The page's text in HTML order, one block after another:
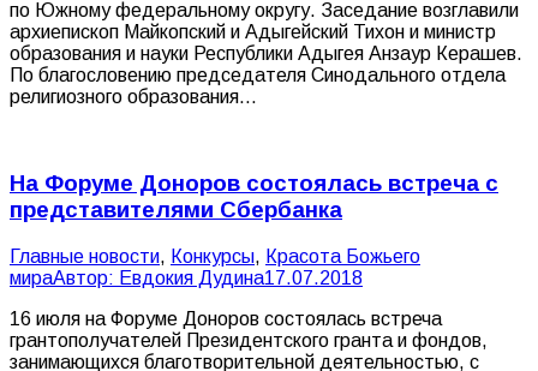
по Южному федеральному округу. Заседание возглавили
архиепископ Майкопский и Адыгейский Тихон и министр
образования и науки Республики Адыгея Анзаур Керашев.
По благословению председателя Синодального отдела
религиозного образования…
На Форуме Доноров состоялась встреча с
представителями Сбербанка
Главные новости, Конкурсы, Красота Божьего
мираАвтор: Евдокия Дудина17.07.2018
16 июля на Форуме Доноров состоялась встреча
грантополучателей Президентского гранта и фондов,
занимающихся благотворительной деятельностью, с